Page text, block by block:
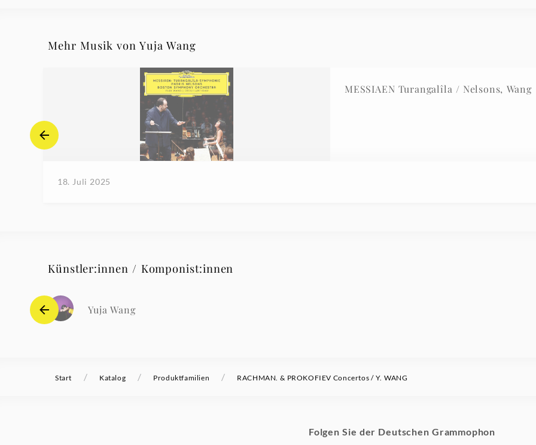
Mehr Musik von Yuja Wang
MESSIAEN Turangalîla / Nelsons, Wang
18. Juli 2025
Künstler:innen / Komponist:innen
Yuja Wang
Start / Katalog / Produktfamilien / RACHMAN. & PROKOFIEV Concertos / Y. WANG
Folgen Sie der Deutschen Grammophon